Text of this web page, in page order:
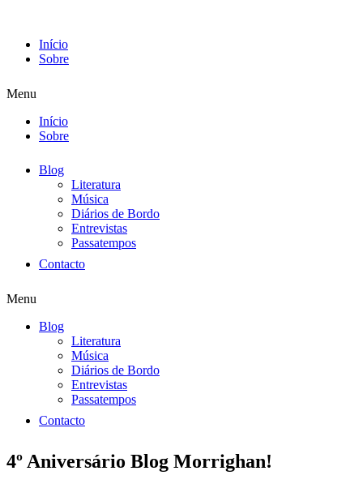
Início
Sobre
Menu
Início
Sobre
Blog
Literatura
Música
Diários de Bordo
Entrevistas
Passatempos
Contacto
Menu
Blog
Literatura
Música
Diários de Bordo
Entrevistas
Passatempos
Contacto
4º Aniversário Blog Morrighan!